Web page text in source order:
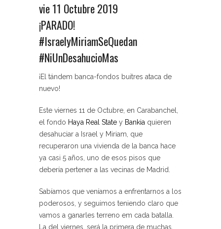
vie 11 Octubre 2019
¡PARADO!
#IsraelyMiriamSeQuedan
#NiUnDesahucioMas
¡El tándem banca-fondos buitres ataca de
nuevo!
Este viernes 11 de Octubre, en Carabanchel,
el fondo Haya Real State y Bankia quieren
desahuciar a Israel y Miriam, que
recuperaron una vivienda de la banca hace
ya casi 5 años, uno de esos pisos que
debería pertener a las vecinas de Madrid.
Sabíamos que veníamos a enfrentarnos a los
poderosos, y seguimos teniendo claro que
vamos a ganarles terreno em cada batalla.
La del viernes, será la primera de muchas.